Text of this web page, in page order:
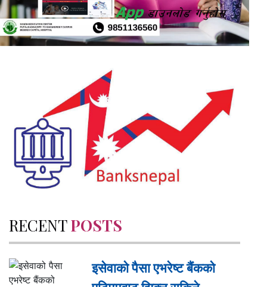
RECENTPOSTS
इसेवाको पैसा एभरेष्ट बैंकको